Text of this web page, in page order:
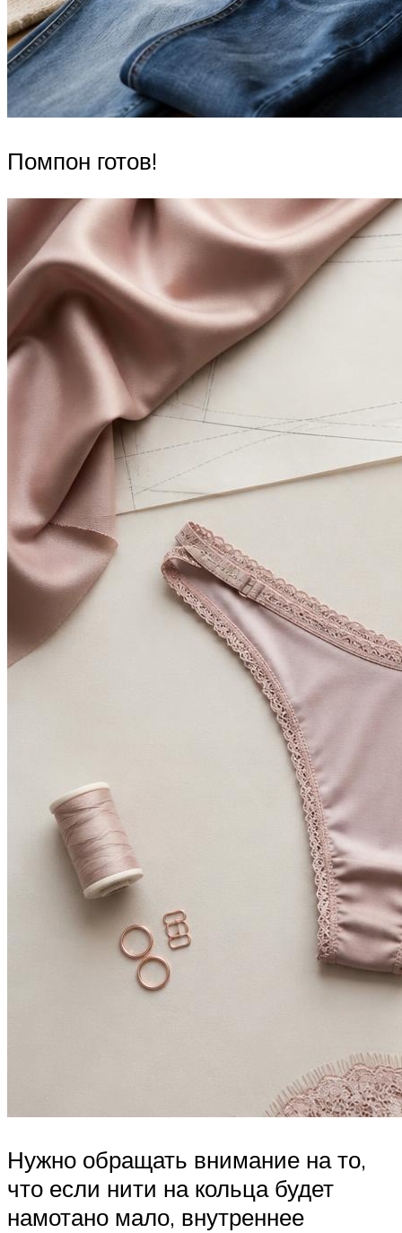
Помпон готов!
Нужно обращать внимание на то,
что если нити на кольца будет
намотано мало, внутреннее